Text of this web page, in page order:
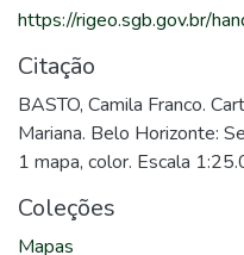
https://rigeo.sgb.gov.br/
Citação
BASTO, Camila Franco.
Mariana. Belo Horizonte:
1 mapa, color. Escala
Coleções
Mapas